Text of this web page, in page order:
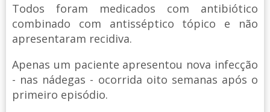
Todos foram medicados com antibiótico
combinado com antisséptico tópico e não
apresentaram recidiva.
Apenas um paciente apresentou nova infecção
- nas nádegas - ocorrida oito semanas após o
primeiro episódio.